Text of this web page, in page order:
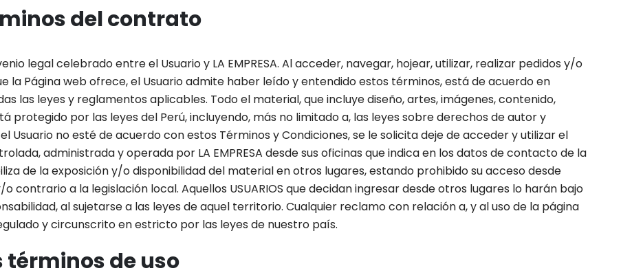
del contrato
legal celebrado entre el Usuario y LA EMPRESA. Al acceder, navegar, hojear, utilizar, realizar pedidos y/o
la Página web ofrece, el Usuario admite haber leído y entendido estos términos, está de acuerdo en
las leyes y reglamentos aplicables. Todo el material, que incluye diseño, artes, imágenes, contenido,
protegido por las leyes del Perú, incluyendo, más no limitado a, las leyes sobre derechos de autor y
Usuario no esté de acuerdo con estos Términos y Condiciones, se le solicita deje de acceder y utilizar el
administrada y operada por LA EMPRESA desde sus oficinas que indica en los datos de contacto de la
de la exposición y/o disponibilidad del material en otros lugares, estando prohibido su acceso desde
contrario a la legislación local. Aquellos USUARIOS que decidan ingresar desde otros lugares lo harán bajo
al sujetarse a las leyes de aquel territorio. Cualquier reclamo con relación a, y al uso de la página
y circunscrito en estricto por las leyes de nuestro país.
términos de uso